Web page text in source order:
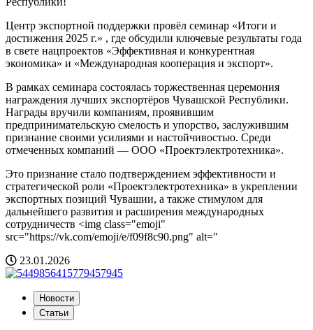
Центр экспортной поддержки провёл семинар «Итоги и
достижения 2025 г.» , где обсудили ключевые результаты года
в свете нацпроектов «Эффективная и конкурентная
экономика» и «Международная кооперация и экспорт».
В рамках семинара состоялась торжественная церемония
награждения лучших экспортёров Чувашской Республики.
Награды вручили компаниям, проявившим
предпринимательскую смелость и упорство, заслужившим
признание своими усилиями и настойчивостью. Среди
отмеченных компаний — ООО «Проектэлектротехника».
Это признание стало подтверждением эффективности и
стратегической роли «Проектэлектротехника» в укреплении
экспортных позиций Чувашии, а также стимулом для
дальнейшего развития и расширения международных
сотрудничеств <img class="emoji"
src="https://vk.com/emoji/e/f09f8c90.png" alt="
23.01.2026
Новости
Статьи